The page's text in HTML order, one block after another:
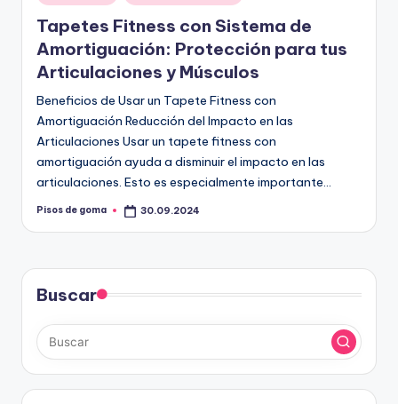
en
Tapetes Fitness con Sistema de
Amortiguación: Protección para tus
Articulaciones y Músculos
Beneficios de Usar un Tapete Fitness con
Amortiguación Reducción del Impacto en las
Articulaciones Usar un tapete fitness con
amortiguación ayuda a disminuir el impacto en las
articulaciones. Esto es especialmente importante…
Publicado
Pisos de goma 30.09.2024
Buscar